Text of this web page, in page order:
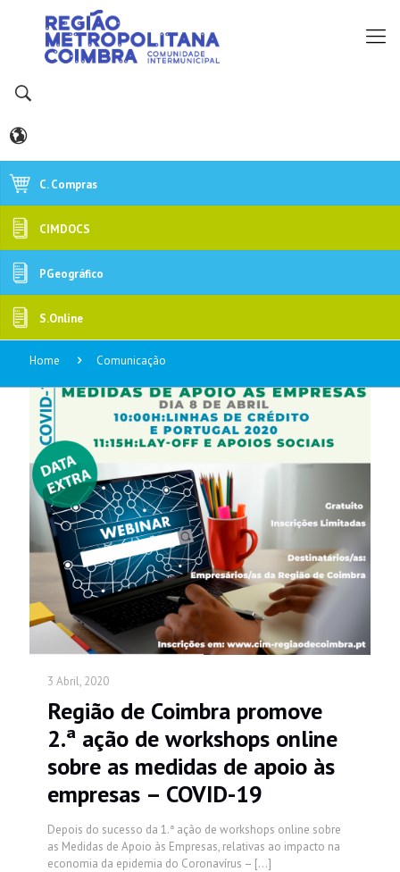
C. Compras
CIMDOCS
PGeográfico
S.Online
Home Comunicação
3 Abril, 2020
Região de Coimbra promove
2.ª ação de workshops online
sobre as medidas de apoio às
empresas – COVID-19
Depois do sucesso da 1.ª ação de workshops online sobre
as Medidas de Apoio às Empresas, relativas ao impacto na
economia da epidemia do Coronavírus – […]